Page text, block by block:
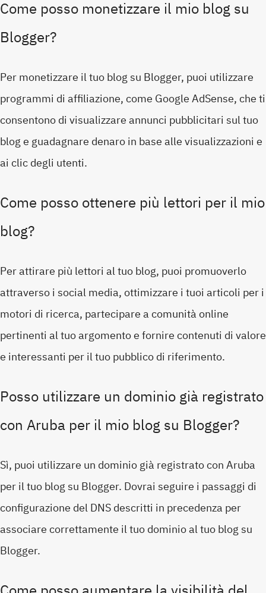
Come posso monetizzare il mio blog su
Blogger?
Per monetizzare il tuo blog su Blogger, puoi utilizzare
programmi di affiliazione, come Google AdSense, che ti
consentono di visualizzare annunci pubblicitari sul tuo
blog e guadagnare denaro in base alle visualizzazioni e
ai clic degli utenti.
Come posso ottenere più lettori per il mio
blog?
Per attirare più lettori al tuo blog, puoi promuoverlo
attraverso i social media, ottimizzare i tuoi articoli per i
motori di ricerca, partecipare a comunità online
pertinenti al tuo argomento e fornire contenuti di valore
e interessanti per il tuo pubblico di riferimento.
Posso utilizzare un dominio già registrato
con Aruba per il mio blog su Blogger?
Sì, puoi utilizzare un dominio già registrato con Aruba
per il tuo blog su Blogger. Dovrai seguire i passaggi di
configurazione del DNS descritti in precedenza per
associare correttamente il tuo dominio al tuo blog su
Blogger.